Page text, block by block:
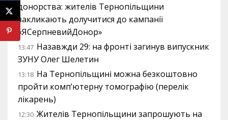
донорства: жителів Тернопільщини
закликають долучитися до кампанії
«ЯСерпневийДонор»
13:47 Назавжди 29: на фронті загинув випускник
ЗУНУ Олег Шелетин
13:18 На Тернопільщині можна безкоштовно
пройти комп’ютерну томографію (перелік
лікарень)
12:30 Жителів Тернопільщини запрошують на